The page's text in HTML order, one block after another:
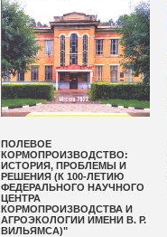
ПОЛЕВОЕ
КОРМОПРОИЗВОДСТВО:
ИСТОРИЯ, ПРОБЛЕМЫ И
РЕШЕНИЯ (К 100-ЛЕТИЮ
ФЕДЕРАЛЬНОГО НАУЧНОГО
ЦЕНТРА
КОРМОПРОИЗВОДСТВА И
АГРОЭКОЛОГИИ ИМЕНИ В. Р.
ВИЛЬЯМСА)"